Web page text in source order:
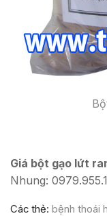
Giá bột gạo lứt
Nhung:
Các thẻ: bệnh thoái